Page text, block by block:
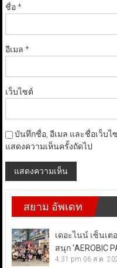
ชื่อ*
อีเมล *
เว็บไซต์
บันทึกชื่อ, อีเมล และชื่อเว็บ
แสดงความเห็นครั้งถัดไป
สยาม อัพเดท
เดอะไนน์ เซ็นเ
สนุก ‘AEROBIC
4:31 pm 06 ส.ค.